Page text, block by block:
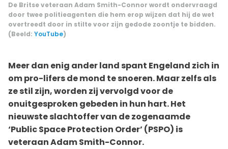
De Britse veteraan Adam Smith-Connor wordt ondervraagd
door twee politieagenten die hem erop wijzen dat hij de wet
overtreedt door in stilte voor zijn gedode zoontje te bidden.
(Beeld: YouTube)
Meer dan enig ander land spant Engeland zich in
om pro-lifers de mond te snoeren. Maar zelfs als
ze stil zijn, worden zij vervolgd voor de
onuitgesproken gebeden in hun hart. Het
nieuwste slachtoffer van de zogenaamde
‘Public Space Protection Order’ (PSPO) is
veteraan Adam Smith-Connor.